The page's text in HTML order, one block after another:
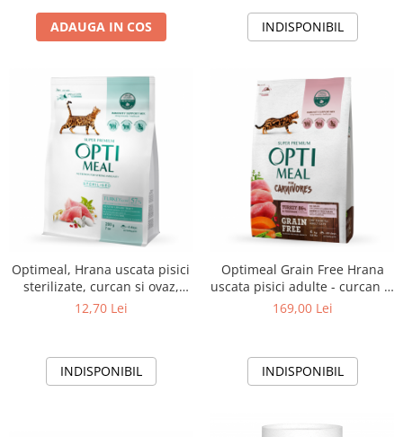
ADAUGA IN COS INDISPONIBIL
Optimeal, Hrana uscata pisici
sterilizate, curcan si ovaz,
200g
12,70 Lei
INDISPONIBIL
Optimeal Grain Free Hrana
uscata pisici adulte - curcan si
legume, 4kg
169,00 Lei
INDISPONIBIL